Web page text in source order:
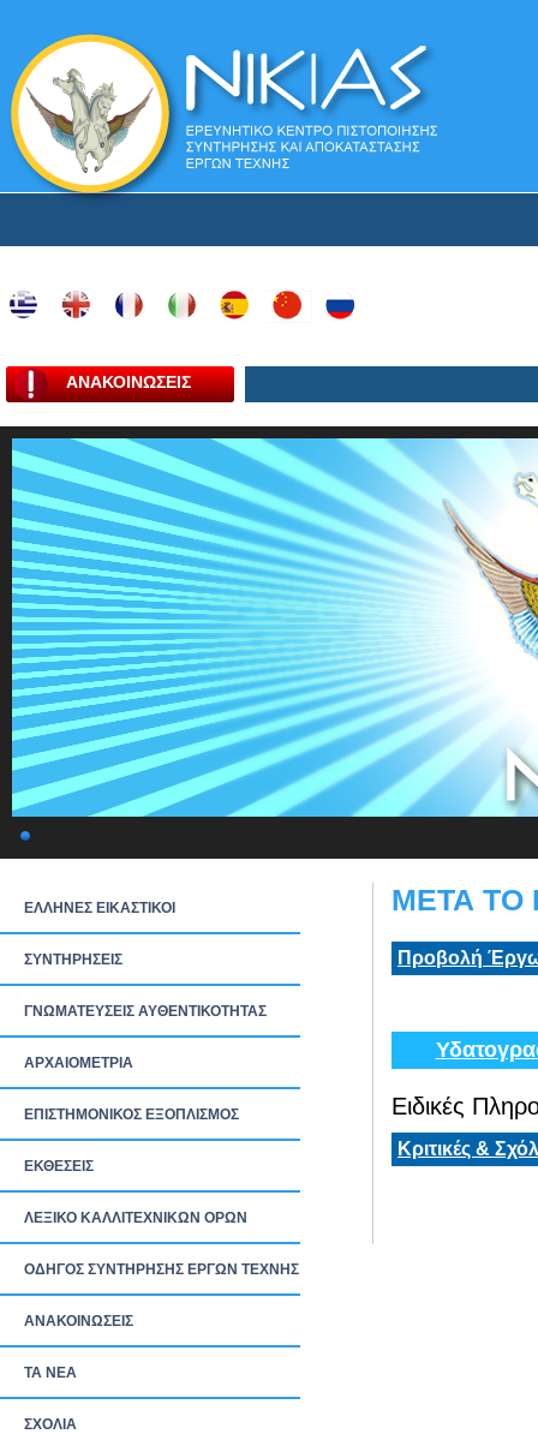
ΑΝΑΚΟΙΝΩΣΕΙΣ
ΕΛΛΗΝΕΣ ΕΙΚΑΣΤΙΚΟΙ
ΣΥΝΤΗΡΗΣΕΙΣ
ΓΝΩΜΑΤΕΥΣΕΙΣ ΑΥΘΕΝΤΙΚΟΤΗΤΑΣ
ΑΡΧΑΙΟΜΕΤΡΙΑ
ΕΠΙΣΤΗΜΟΝΙΚΟΣ ΕΞΟΠΛΙΣΜΟΣ
ΕΚΘΕΣΕΙΣ
ΛΕΞΙΚΟ ΚΑΛΛΙΤΕΧΝΙΚΩΝ ΟΡΩΝ
ΟΔΗΓΟΣ ΣΥΝΤΗΡΗΣΗΣ ΕΡΓΩΝ ΤΕΧΝΗΣ
ΑΝΑΚΟΙΝΩΣΕΙΣ
ΤΑ ΝEΑ
ΣΧΟΛΙΑ
ΜΕΤΑ ΤΟ
Προβολή
Ειδικές
Κριτικές &